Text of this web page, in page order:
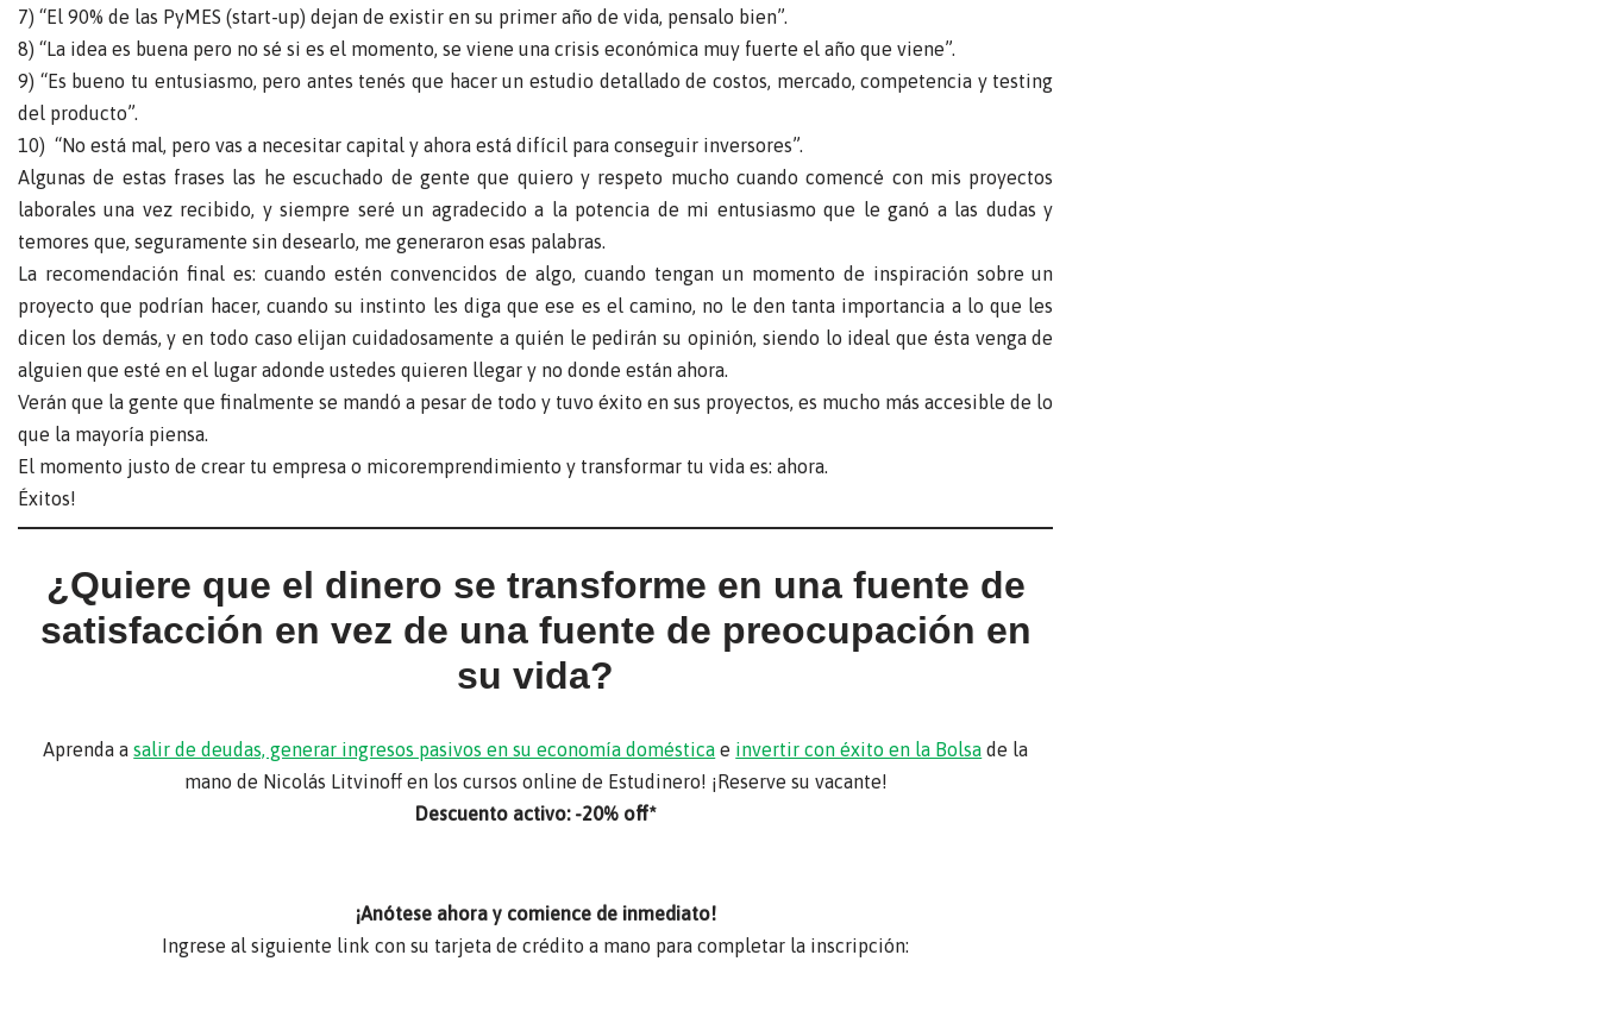
7) “El 90% de las PyMES (start-up) dejan de existir en su primer año de vida, pensalo bien”.
8) “La idea es buena pero no sé si es el momento, se viene una crisis económica muy fuerte el año que viene”.
9) “Es bueno tu entusiasmo, pero antes tenés que hacer un estudio detallado de costos, mercado, competencia y testing
del producto”.
10) “No está mal, pero vas a necesitar capital y ahora está difícil para conseguir inversores”.
Algunas de estas frases las he escuchado de gente que quiero y respeto mucho cuando comencé con mis proyectos
laborales una vez recibido, y siempre seré un agradecido a la potencia de mi entusiasmo que le ganó a las dudas y
temores que, seguramente sin desearlo, me generaron esas palabras.
La recomendación final es: cuando estén convencidos de algo, cuando tengan un momento de inspiración sobre un
proyecto que podrían hacer, cuando su instinto les diga que ese es el camino, no le den tanta importancia a lo que les
dicen los demás, y en todo caso elijan cuidadosamente a quién le pedirán su opinión, siendo lo ideal que ésta venga de
alguien que esté en el lugar adonde ustedes quieren llegar y no donde están ahora.
Verán que la gente que finalmente se mandó a pesar de todo y tuvo éxito en sus proyectos, es mucho más accesible de lo
que la mayoría piensa.
El momento justo de crear tu empresa o micoremprendimiento y transformar tu vida es: ahora.
Éxitos!
¿Quiere que el dinero se transforme en una fuente de
satisfacción en vez de una fuente de preocupación en
su vida?
Aprenda a salir de deudas, generar ingresos pasivos en su economía doméstica e invertir con éxito en la Bolsa de la
mano de Nicolás Litvinoff en los cursos online de Estudinero! ¡Reserve su vacante!
Descuento activo: -20% off*
¡Anótese ahora y comience de inmediato!
Ingrese al siguiente link con su tarjeta de crédito a mano para completar la inscripción: